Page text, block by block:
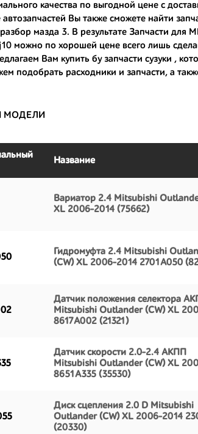
ездили по превосходным европейским и
и невыробатанный ресурс, и долго прослужат
качества по выгодной цене с
Вы также сможете найти
разбор мазда 3. В результате Запчасти для
можно по хорошей цене всего лишь
Вам купить бу запчасти сузуки ,
подобрать расходники и запчасти, а
МОДЕЛИ
Название
Вариатор 2.4 Mitsubishi
XL 2006-2014 (75662)
Гидромуфта 2.4 Mitsubishi
(CW) XL 2006-2014 2701A050
Датчик положения селектора
Mitsubishi Outlander (CW) XL
8617A002 (21321)
Датчик скорости 2.0-2.4 АКПП
Mitsubishi Outlander (CW) XL
8651A335 (35530)
Диск сцепления 2.0 D Mitsubishi
Outlander (CW) XL 2006-2014
(20330)